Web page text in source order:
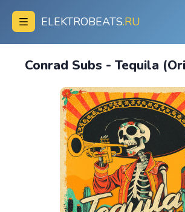
ELEKTROBEATS.RU
Conrad Subs - Tequila